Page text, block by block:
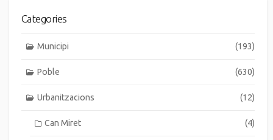
Categories
Municipi (193)
Poble (630)
Urbanitzacions (12)
Can Miret (4)